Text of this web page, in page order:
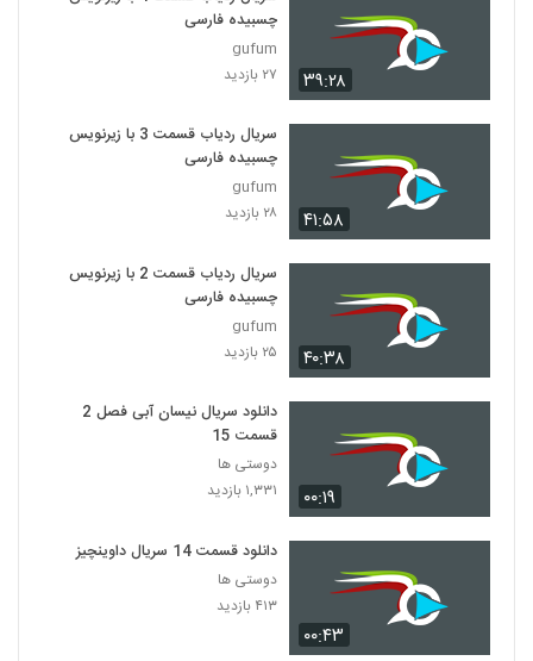
۳۹:۲۸
چسبیده فارسی
gufum
۲۷ بازدید
۴۱:۵۸
سریال ردیاب قسمت 3 با زیرنویس
چسبیده فارسی
gufum
۲۸ بازدید
۴۰:۳۸
سریال ردیاب قسمت 2 با زیرنویس
چسبیده فارسی
gufum
۲۵ بازدید
۰۰:۱۹
دانلود سریال نیسان آبی فصل 2
قسمت 15
دوستی ها
۱,۳۳۱ بازدید
۰۰:۴۳
دانلود قسمت 14 سریال داوینچیز
دوستی ها
۴۱۳ بازدید